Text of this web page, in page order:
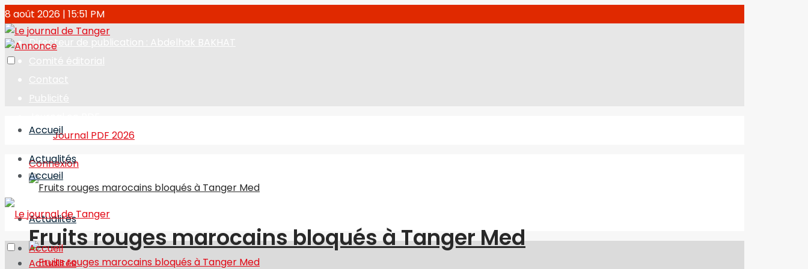
8 août 2026 | 15:51 PM
Directeur de publication : Abdelhak BAKHAT
Comité éditorial
Contact
Publicité
Journal PDF 2026
Connexion
Accueil
Actualités
Fruits rouges marocains bloqués à Tanger Med
Accueil
Actualités
Accueil
Actualités